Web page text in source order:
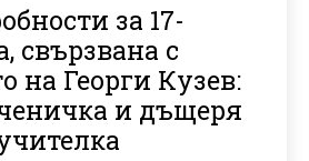
за 17-
свързвана с
на Георги Кузев:
и дъщеря